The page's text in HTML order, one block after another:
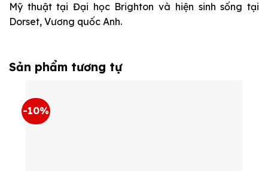
Mỹ thuật tại Đại học Brighton và hiện sinh sống tại
Dorset, Vương quốc Anh.
Sản phẩm tương tự
-10%